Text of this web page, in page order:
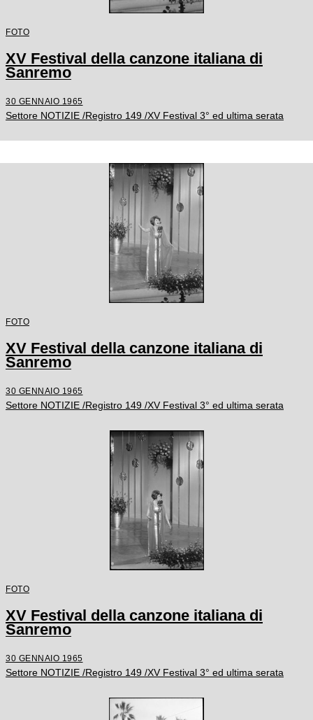
FOTO
XV Festival della canzone italiana di
Sanremo
30 GENNAIO 1965
Settore NOTIZIE /Registro 149 /XV Festival 3° ed ultima serata
FOTO
XV Festival della canzone italiana di
Sanremo
30 GENNAIO 1965
Settore NOTIZIE /Registro 149 /XV Festival 3° ed ultima serata
FOTO
XV Festival della canzone italiana di
Sanremo
30 GENNAIO 1965
Settore NOTIZIE /Registro 149 /XV Festival 3° ed ultima serata